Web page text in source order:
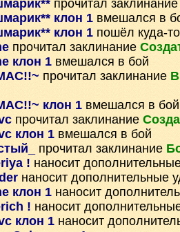
прочитал
клон 1 вмешался в
клон 1 пошёл куда-то
прочитал заклинание
клон 1 вмешался в бой
прочитал заклинание
клон 1 вмешался в бой
прочитал заклинание
клон 1 вмешался в бой
прочитал заклинание
! наносит
наносит дополнительные
клон 1 наносит
! наносит
клон 1 наносит